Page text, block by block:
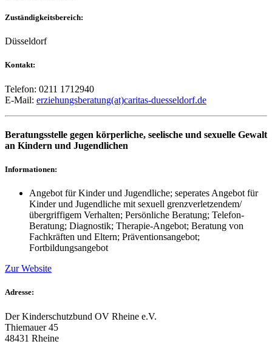
Zuständigkeitsbereich:
Düsseldorf
Kontakt:
Telefon: 0211 1712940
E-Mail: erziehungsberatung(at)caritas-duesseldorf.de
Beratungsstelle gegen körperliche, seelische und sexuelle Gewalt
an Kindern und Jugendlichen
Informationen:
Angebot für Kinder und Jugendliche; seperates Angebot für
Kinder und Jugendliche mit sexuell grenzverletzendem/
übergriffigem Verhalten; Persönliche Beratung; Telefon-
Beratung; Diagnostik; Therapie-Angebot; Beratung von
Fachkräften und Eltern; Präventionsangebot;
Fortbildungsangebot
Zur Website
Adresse:
Der Kinderschutzbund OV Rheine e.V.
Thiemauer 45
48431 Rheine